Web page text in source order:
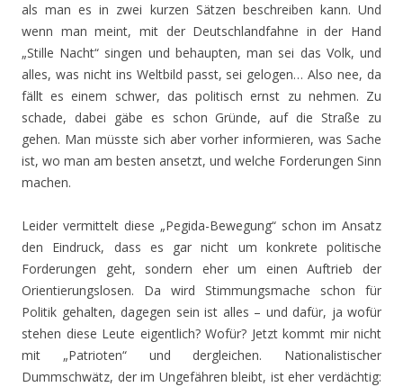
als man es in zwei kurzen Sätzen beschreiben kann. Und
wenn man meint, mit der Deutschlandfahne in der Hand
„Stille Nacht“ singen und behaupten, man sei das Volk, und
alles, was nicht ins Weltbild passt, sei gelogen… Also nee, da
fällt es einem schwer, das politisch ernst zu nehmen. Zu
schade, dabei gäbe es schon Gründe, auf die Straße zu
gehen. Man müsste sich aber vorher informieren, was Sache
ist, wo man am besten ansetzt, und welche Forderungen Sinn
machen.
Leider vermittelt diese „Pegida-Bewegung“ schon im Ansatz
den Eindruck, dass es gar nicht um konkrete politische
Forderungen geht, sondern eher um einen Auftrieb der
Orientierungslosen. Da wird Stimmungsmache schon für
Politik gehalten, dagegen sein ist alles – und dafür, ja wofür
stehen diese Leute eigentlich? Wofür? Jetzt kommt mir nicht
mit „Patrioten“ und dergleichen. Nationalistischer
Dummschwätz, der im Ungefähren bleibt, ist eher verdächtig: